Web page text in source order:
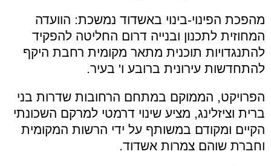
מהפכת הפינוי-בינוי באשדוד נמשכת: הוועדה
המחוזית לתכנון ובנייה דרום החליטה להפקיד
להתנגדויות תוכנית מתאר מקומית רחבת היקף
להתחדשות עירונית ברובע ו' בעיר.
הפרויקט, הממוקם במתחם הרחובות שדרות בני
ברית וציזלינג, מציע שינוי דרמטי למרקם השכונתי
הקיים ומקודם במשותף על ידי הרשות המקומית
וחברת שוהם צמרות אשדוד.